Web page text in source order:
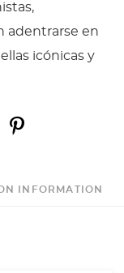
adentrarse en
icónicas y
INFORMATION